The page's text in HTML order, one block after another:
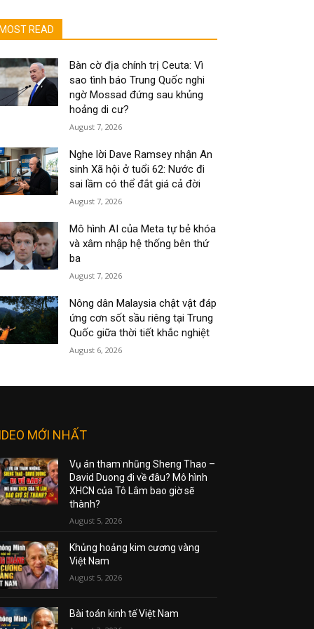
MOST READ
Bàn cờ địa chính trị Ceuta: Vì
sao tình báo Trung Quốc nghi
ngờ Mossad đứng sau khủng
hoảng di cư?
August 7, 2026
Nghe lời Dave Ramsey nhận An
sinh Xã hội ở tuổi 62: Nước đi
sai lầm có thể đắt giá cả đời
August 7, 2026
Mô hình AI của Meta tự bẻ khóa
và xâm nhập hệ thống bên thứ
ba
August 7, 2026
Nông dân Malaysia chật vật đáp
ứng cơn sốt sầu riêng tại Trung
Quốc giữa thời tiết khắc nghiệt
August 6, 2026
MỚI NHẤT
Vụ án tham nhũng Sheng Thao –
David Duong đi về đâu? Mô hình
XHCN của Tô Lâm bao giờ sẽ
thành?
August 5, 2026
Khủng hoảng kim cương vàng
Việt Nam
August 5, 2026
Bài toán kinh tế Việt Nam